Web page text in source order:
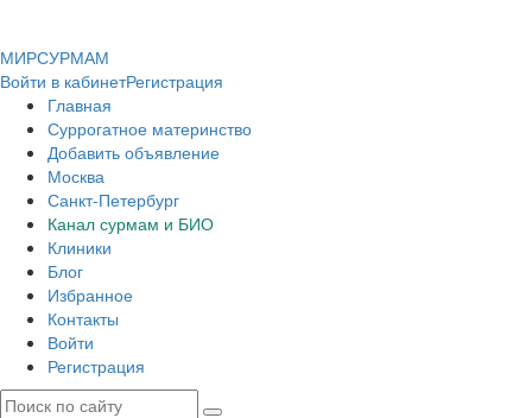
МИРСУРМАМ
Войти в кабинетРегистрация
Главная
Суррогатное материнство
Добавить объявление
Москва
Санкт-Петербург
Канал сурмам и БИО
Клиники
Блог
Избранное
Контакты
Войти
Регистрация